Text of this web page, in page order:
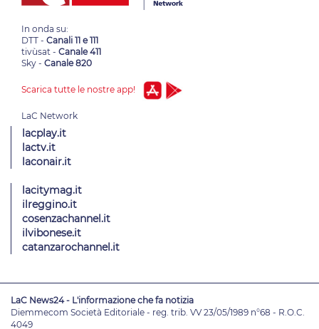
In onda su:
DTT - Canali 11 e 111
tivùsat - Canale 411
Sky - Canale 820
Scarica tutte le nostre app!
lacplay.it
lactv.it
laconair.it
lacitymag.it
ilreggino.it
cosenzachannel.it
ilvibonese.it
catanzarochannel.it
LaC News24 - L'informazione che fa notizia
Diemmecom Società Editoriale - reg. trib. VV 23/05/1989 n°68 - R.O.C.
4049